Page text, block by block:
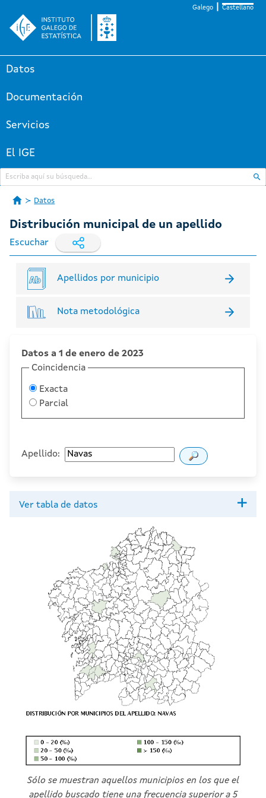
Galego Castellano
Datos
Documentación
Servicios
El IGE
Datos
Distribución municipal de un apellido
Escuchar
Apellidos por municipio
Nota metodológica
Datos a 1 de enero de 2023
Coincidencia
Exacta
Parcial
Apellido:
Ver tabla de datos
Sólo se muestran aquellos municipios en los que el
apellido buscado tiene una frecuencia superior a 5